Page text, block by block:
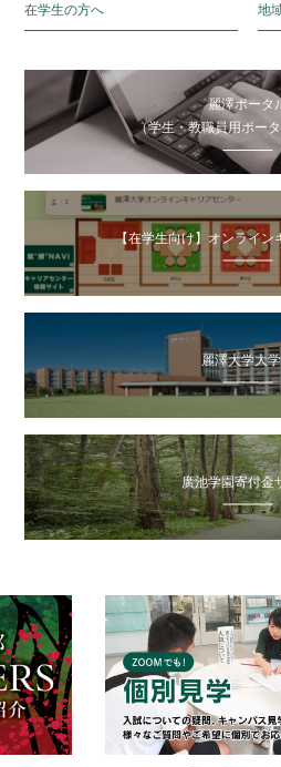
在学生の方へ 地
麗澤ポータ
（学生・教職員用ポー
【在学生向け】オンライン
麗澤大学大
廣池学園寄付金